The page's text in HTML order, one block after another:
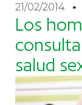
21/02/2014
Los
salud